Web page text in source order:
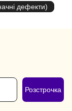
дефекти)
Розстрочка